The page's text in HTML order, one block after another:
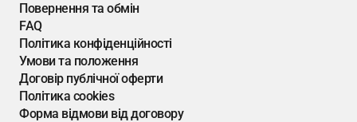
Повернення та обмін
FAQ
Політика конфіденційності
Умови та положення
Договір публічної оферти
Політика cookies
Форма відмови від договору